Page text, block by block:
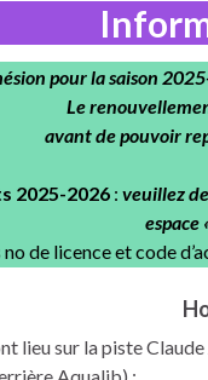
pour la saison
Le
avant de pouvoir
2025-2026 : veuillez
espace
no de licence et code
lieu sur la piste